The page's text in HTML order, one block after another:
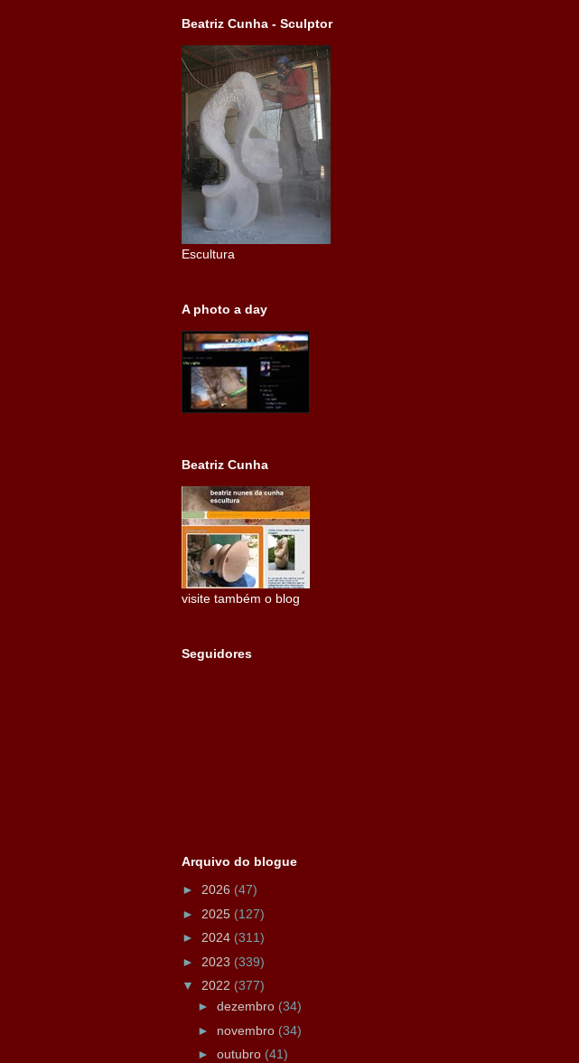
Beatriz Cunha - Sculptor
Escultura
A photo a day
Beatriz Cunha
visite também o blog
Seguidores
Arquivo do blogue
► 2026 (47)
► 2025 (127)
► 2024 (311)
► 2023 (339)
▼ 2022 (377)
► dezembro (34)
► novembro (34)
► outubro (41)